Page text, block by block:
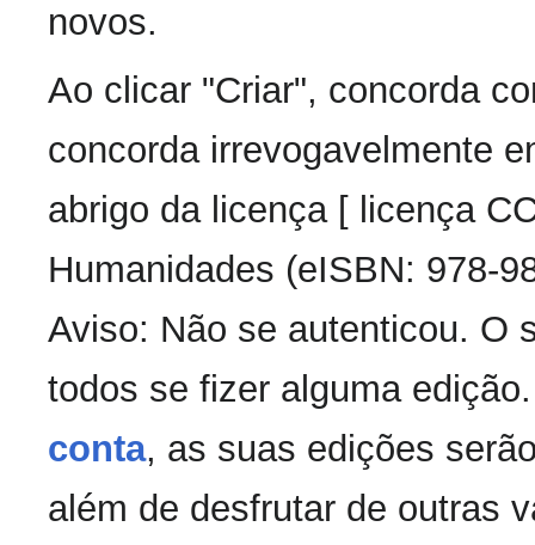
novos.
Ao clicar "Criar", concorda
concorda irrevogavelmente
abrigo da licença [ licença
Humanidades (eISBN: 978-
Aviso: Não se autenticou. O
todos se fizer alguma
conta, as suas edições
além de desfrutar de outras